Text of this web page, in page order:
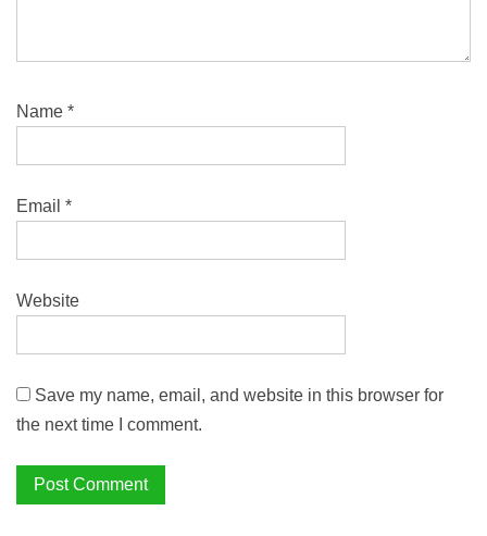
Name *
Email *
Website
Save my name, email, and website in this browser for
the next time I comment.